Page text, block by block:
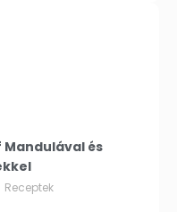
Mandulával és
Receptek